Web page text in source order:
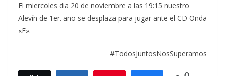
El miercoles dia 20 de noviembre a las 19:15 nuestro
Alevín de 1er. año se desplaza para jugar ante el CD Onda
«F».
#TodosJuntosNosSuperamos